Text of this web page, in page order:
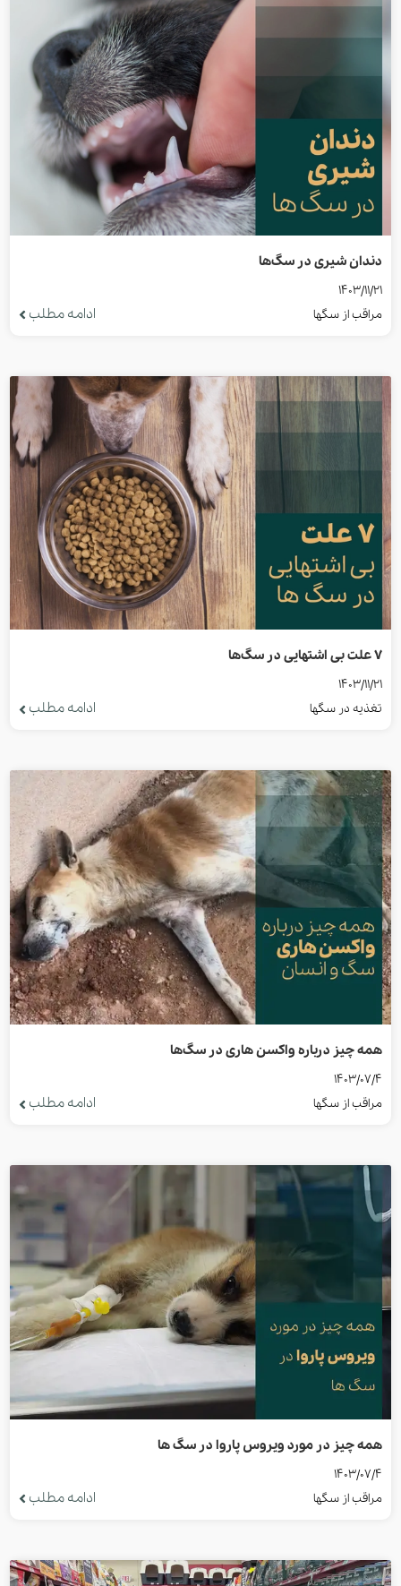
دندان شیری در سگ‌ها
1403/11/21
مراقب از سگها
ادامه مطلب
7 علت بی اشتهایی در سگ‌ها
1403/11/21
تغذیه در سگها
ادامه مطلب
همه چیز درباره واکسن هاری در سگ‌ها
1403/07/4
مراقب از سگها
ادامه مطلب
همه چیز در مورد ویروس پاروا در سگ ها
1403/07/4
مراقب از سگها
ادامه مطلب